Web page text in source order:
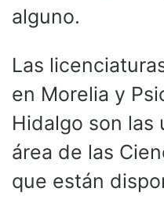
alguno.
Las
en Morelia y
Hidalgo son las
área de las
que están